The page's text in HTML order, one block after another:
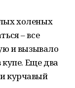
холеных
– все
и вызывало
Еще два
курчавый